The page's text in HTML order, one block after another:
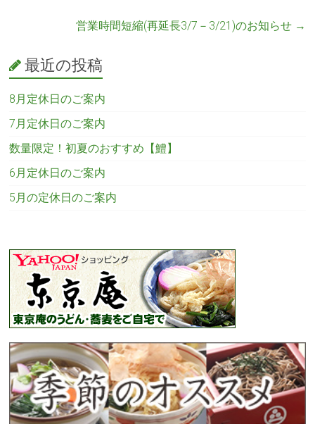
営業時間短縮(再延長3/7－3/21)のお知らせ →
最近の投稿
8月定休日のご案内
7月定休日のご案内
数量限定！初夏のおすすめ【鱧】
6月定休日のご案内
5月の定休日のご案内